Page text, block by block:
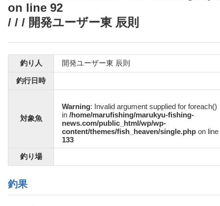
on line 92
/ / / 開発ユーザー東 辰則
釣り人 開発ユーザー東 辰則
釣行日時
対象魚
Warning: Invalid argument supplied for foreach()
in /home/marufishing/marukyu-fishing-
news.com/public_html/wp/wp-
content/themes/fish_heaven/single.php on line
133
釣り場
釣果